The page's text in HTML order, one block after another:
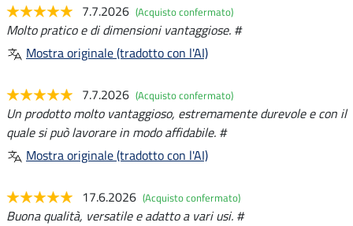
7.7.2026 (Acquisto confermato)
Molto pratico e di dimensioni vantaggiose. #
Mostra originale (tradotto con l'AI)
7.7.2026 (Acquisto confermato)
Un prodotto molto vantaggioso, estremamente durevole e con il
quale si può lavorare in modo affidabile. #
Mostra originale (tradotto con l'AI)
17.6.2026 (Acquisto confermato)
Buona qualità, versatile e adatto a vari usi. #